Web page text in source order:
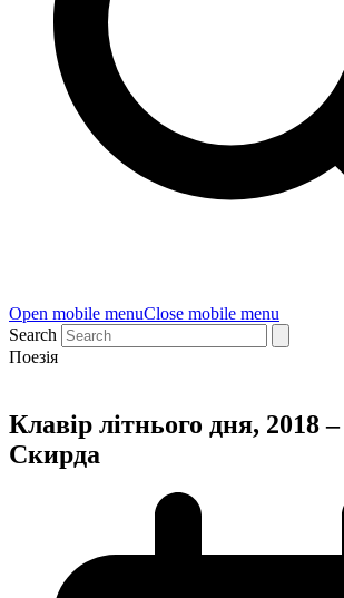
Open mobile menuClose mobile menu
Search
Поезія
Клавір літнього дня, 2018
Скирда